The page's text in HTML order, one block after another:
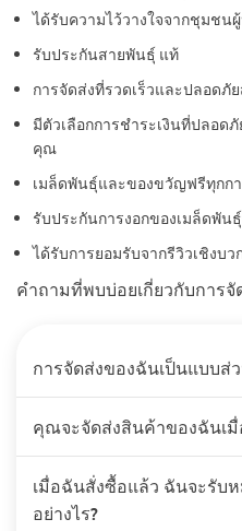
ได้รับความไว้วางใจจากชุมชน
รับประกันสายพันธุ์ แท้
การจัดส่งที่รวดเร็วและปลอดภั
มีตัวเลือกการชำระเงินที่ปลอด
คุณ
เมล็ดพันธุ์และของขวัญฟรีทุกก
รับประกันการงอกของเมล็ดพัน
ได้รับการยอมรับจากรีวิวเชิงบ
คำถามที่พบบ่อยเกี่ยวกับการจั
การจัดส่งของฉันเป็นแบบส่
คุณจะจัดส่งสินค้าของฉันเมื่
เมื่อฉันสั่งซื้อแล้ว ฉันจะรับ
อย่างไร?